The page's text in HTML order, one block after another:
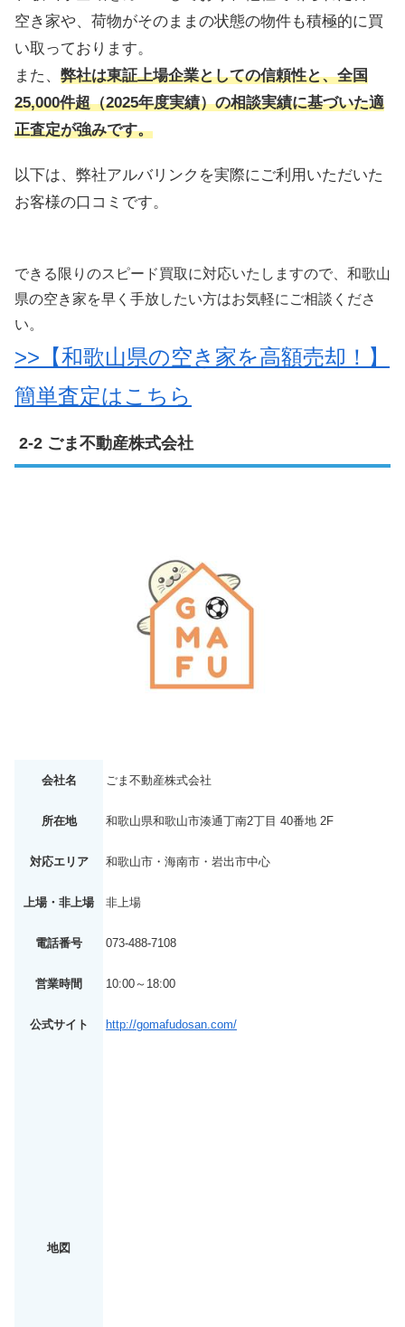
空き家や、荷物がそのままの状態の物件も積極的に買
い取っております。
また、 弊社は東証上場企業としての信頼性と、全国
25,000件超（2025年度実績）の相談実績に基づいた適
正査定が強みです。
以下は、弊社アルバリンクを実際にご利用いただいた
お客様の口コミです。
できる限りのスピード買取に対応いたしますので、和歌山
県の空き家を早く手放したい方はお気軽にご相談くださ
い。
>>【和歌山県の空き家を高額売却！】
簡単査定はこちら
ごま不動産株式会社
会社名 ごま不動産株式会社
所在地 和歌山県和歌山市湊通丁南2丁目 40番地 2F
対応エリア 和歌山市・海南市・岩出市中心
上場・非上場 非上場
電話番号 073-488-7108
営業時間 10:00～18:00
公式サイト http://gomafudosan.com/
地図